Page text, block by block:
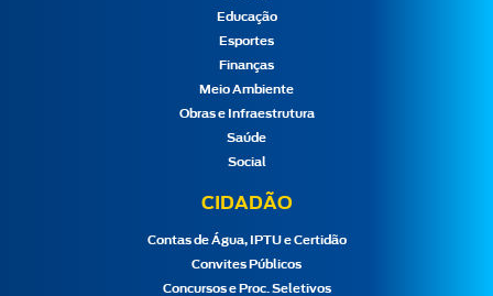
Educação
Esportes
Finanças
Meio Ambiente
Obras e Infraestrutura
Saúde
Social
CIDADÃO
Contas de Água, IPTU e Certidão
Convites Públicos
Concursos e Proc. Seletivos